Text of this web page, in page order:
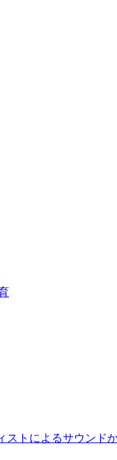
トによるサウンド